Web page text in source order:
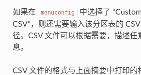
如果在 menuconfig
中选择了
CSV”，则还需要输入该分区表的
径。CSV 文件可以根据需要，描述任
息。
CSV 文件的格式与上面摘要中打印的